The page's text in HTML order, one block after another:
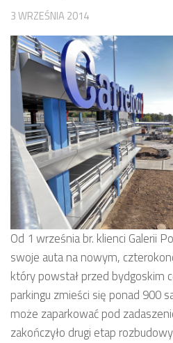
3 WRZEŚNIA 2014
Od 1 września br. klienci Galerii
swoje auta na nowym,
który powstał przed bydgoskim
parkingu zmieści się ponad 900
może zaparkować pod
zakończyło drugi etap